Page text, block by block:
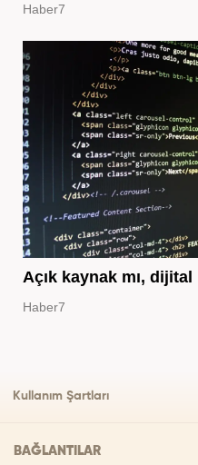
Haber7
Açık kaynak mı, dijital
Haber7
Kullanım Şartları
BAĞLANTILAR